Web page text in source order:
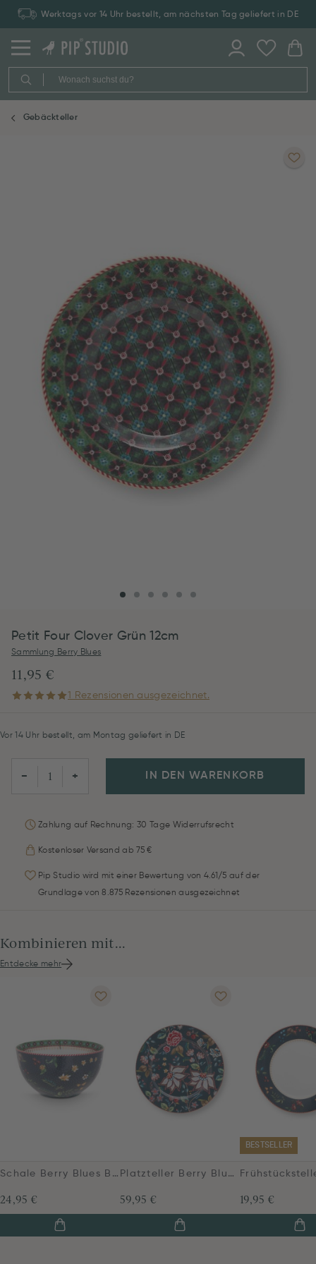
Werktags vor 14 Uhr bestellt, am nächsten Tag geliefert in DE
Gebäckteller
Petit Four Clover Grün 12cm
Sammlung Berry Blues
11,95 €
1 Rezensionen ausgezeichnet.
Vor 14 Uhr bestellt, am Montag geliefert in DE
− + IN DEN WARENKORB
Zahlung auf Rechnung: 30 Tage Widerrufsrecht
Kostenloser Versand ab 75 €
Pip Studio wird mit einer Bewertung von 4.61/5 auf der
Grundlage von 8.875 Rezensionen ausgezeichnet
Kombinieren mit...
Entdecke mehr
Schale Berry Blues Blau 15cm
24,95 €
Platzteller Berry Blues Blau 32cm
59,95 €
BESTSELLER
19,95 €